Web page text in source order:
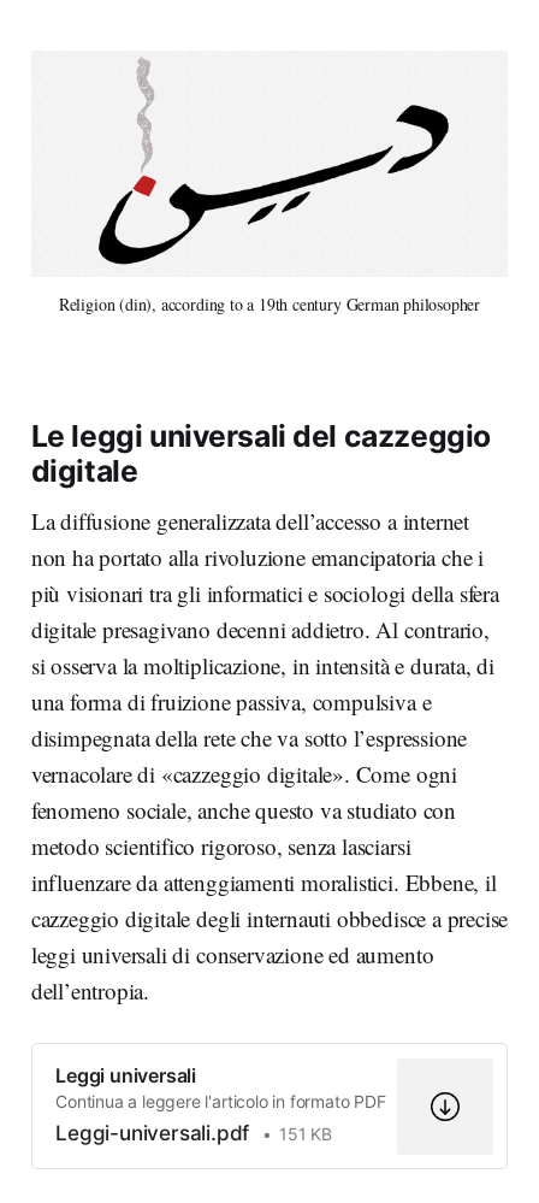
Religion (din), according to a 19th century German philosopher
Le leggi universali del cazzeggio
digitale
La diffusione generalizzata dell’accesso a internet
non ha portato alla rivoluzione emancipatoria che i
più visionari tra gli informatici e sociologi della sfera
digitale presagivano decenni addietro. Al contrario,
si osserva la moltiplicazione, in intensità e durata, di
una forma di fruizione passiva, compulsiva e
disimpegnata della rete che va sotto l’espressione
vernacolare di «cazzeggio digitale». Come ogni
fenomeno sociale, anche questo va studiato con
metodo scientifico rigoroso, senza lasciarsi
influenzare da attenggiamenti moralistici. Ebbene, il
cazzeggio digitale degli internauti obbedisce a precise
leggi universali di conservazione ed aumento
dell’entropia.
Leggi universali
Continua a leggere l'articolo in formato PDF
Leggi-universali.pdf 151 KB